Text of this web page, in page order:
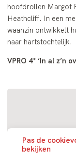
hoofdrollen Margot
Heathcliff. In een
waanzin ontwikkelt
naar hartstochtelijk.
VPRO 4* ‘In al z’n
Pas de
bekijken